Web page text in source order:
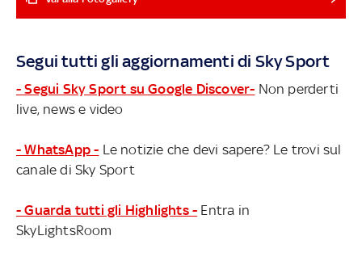
pure il Braga, che mercoledì ospita il Napoli. Successi per
Rakow (vs Atalanta), Sheriff (vs Roma) e Genk (vs
Segui tutti gli aggiornamenti di Sky Sport
- Segui Sky Sport su Google Discover- Non perderti
live, news e video
- WhatsApp - Le notizie che devi sapere? Le trovi sul
canale di Sky Sport
- Guarda tutti gli Highlights - Entra in
SkyLightsRoom